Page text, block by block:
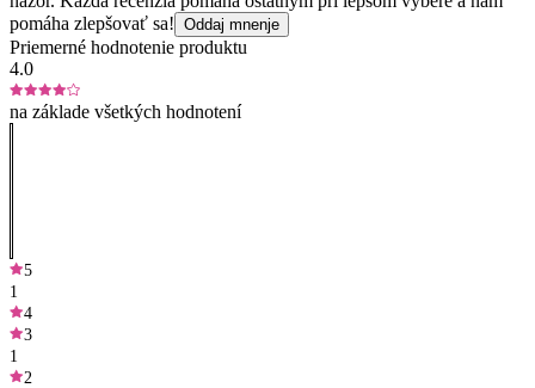
pomáha zlepšovať sa! Oddaj mnenje
Priemerné hodnotenie produktu
4.0
na základe všetkých hodnotení
5
1
4
3
1
2